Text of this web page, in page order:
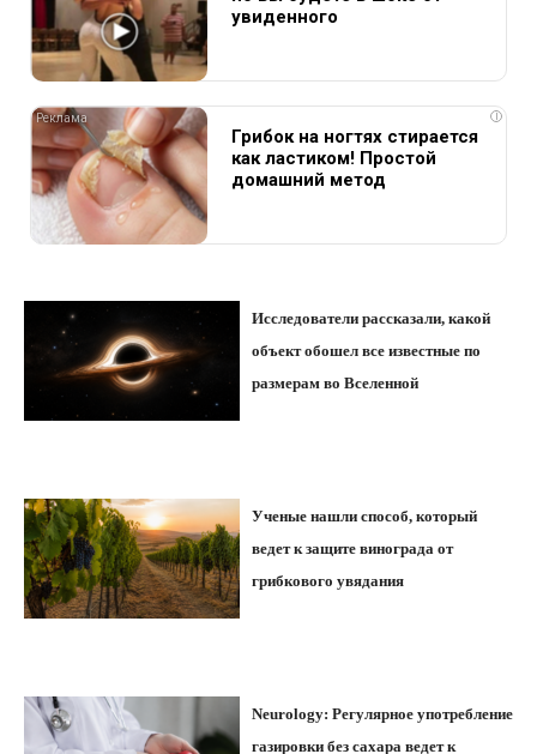
увиденного
i
Грибок на ногтях стирается
как ластиком! Простой
домашний метод
Исследователи рассказали, какой
объект обошел все известные по
размерам во Вселенной
Ученые нашли способ, который
ведет к защите винограда от
грибкового увядания
Neurology: Регулярное употребление
газировки без сахара ведет к